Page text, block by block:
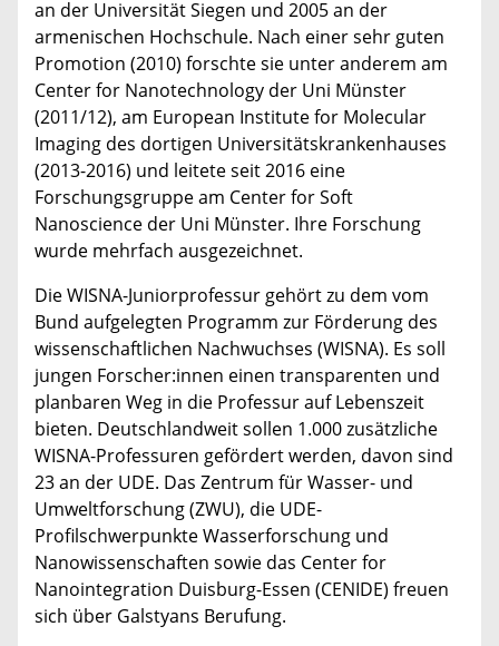
an der Universität Siegen und 2005 an der
armenischen Hochschule. Nach einer sehr guten
Promotion (2010) forschte sie unter anderem am
Center for Nanotechnology der Uni Münster
(2011/12), am European Institute for Molecular
Imaging des dortigen Universitätskrankenhauses
(2013-2016) und leitete seit 2016 eine
Forschungsgruppe am Center for Soft
Nanoscience der Uni Münster. Ihre Forschung
wurde mehrfach ausgezeichnet.
Die WISNA-Juniorprofessur gehört zu dem vom
Bund aufgelegten Programm zur Förderung des
wissenschaftlichen Nachwuchses (WISNA). Es soll
jungen Forscher:innen einen transparenten und
planbaren Weg in die Professur auf Lebenszeit
bieten. Deutschlandweit sollen 1.000 zusätzliche
WISNA-Professuren gefördert werden, davon sind
23 an der UDE. Das Zentrum für Wasser- und
Umweltforschung (ZWU), die UDE-
Profilschwerpunkte Wasserforschung und
Nanowissenschaften sowie das Center for
Nanointegration Duisburg-Essen (CENIDE) freuen
sich über Galstyans Berufung.